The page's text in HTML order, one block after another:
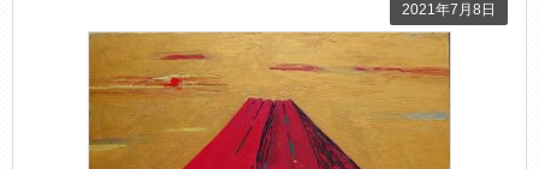
2021年7月8日